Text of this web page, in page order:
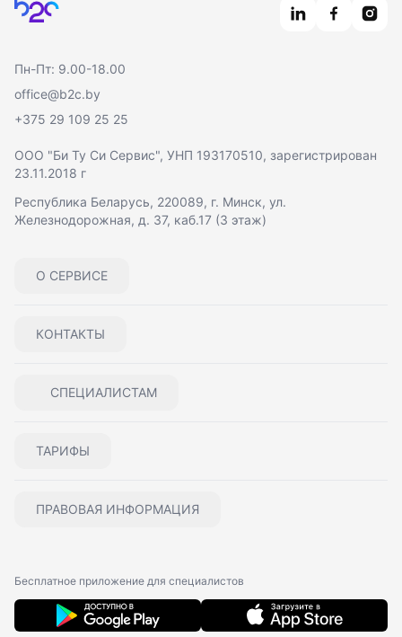
Главная
Пн-Пт: 9.00-18.00
office@b2c.by
+375 29 109 25 25
О СЕРВИСЕ
КОНТАКТЫ
СПЕЦИАЛИСТАМ
ТАРИФЫ
ПРАВОВАЯ ИНФОРМАЦИЯ
ООО "Би Ту Си Сервис", УНП 193170510, зарегистрирован
23.11.2018 г
Республика Беларусь, 220089, г. Минск, ул.
Железнодорожная, д. 37, каб.17 (3 этаж)
Бесплатное приложение для специалистов